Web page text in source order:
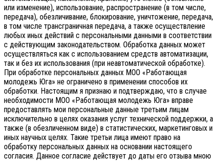
или изменение), использование, распространение (в том числе,
передача), обезличивание, блокирование, уничтожение, передача,
в том числе трансграничная передача, а также осуществление
любых иных действий с персональными данными в соответствии
с действующим законодательством. Обработка данных может
осуществляться как с использованием средств автоматизации,
так и без их использования (при неавтоматической обработке).
При обработке персональных данных МОО «Работающая
молодежь Юга» не ограничено в применении способов их
обработки. Настоящим я признаю и подтверждаю, что в случае
необходимости МОО «Работающая молодежь Юга» вправе
предоставлять мои персональные данные третьим лицам
исключительно в целях оказания услуг технической поддержки, а
также (в обезличенном виде) в статистических, маркетинговых и
иных научных целях. Такие третьи лица имеют право на
обработку персональных данных на основании настоящего
согласия. Данное согласие действует до даты его отзыва мною